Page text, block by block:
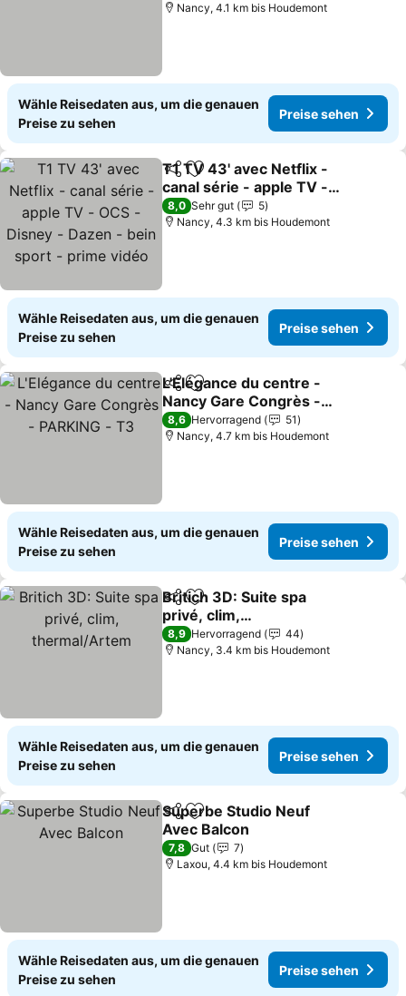
Nancy, 4.1 km bis Houdemont
Wähle Reisedaten aus, um die genauen
Preise zu sehen
Preise sehen
TeilenZu Favoriten hinzufügen
T1 TV 43' avec Netflix -
canal série - apple TV -
OCS - Disney - Dazen -
bein sport - prime vidéo
8,0 Sehr gut
5
Nancy, 4.3 km bis Houdemont
Wähle Reisedaten aus, um die genauen
Preise zu sehen
Preise sehen
TeilenZu Favoriten hinzufügen
L'Elégance du centre -
Nancy Gare Congrès -
PARKING - T3
8,6 Hervorragend
51
Nancy, 4.7 km bis Houdemont
Wähle Reisedaten aus, um die genauen
Preise zu sehen
Preise sehen
TeilenZu Favoriten hinzufügen
Britich 3D: Suite spa
privé, clim,
thermal/Artem
8,9 Hervorragend
44
Nancy, 3.4 km bis Houdemont
Wähle Reisedaten aus, um die genauen
Preise zu sehen
Preise sehen
TeilenZu Favoriten hinzufügen
Superbe Studio Neuf
Avec Balcon
7,8 Gut
7
Laxou, 4.4 km bis Houdemont
Wähle Reisedaten aus, um die genauen
Preise zu sehen
Preise sehen